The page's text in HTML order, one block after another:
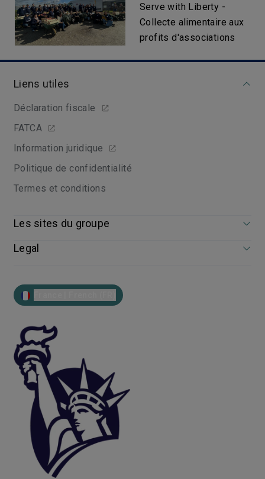
Serve with Liberty -
Collecte alimentaire aux
profits d'associations
Liens utiles
Déclaration fiscale
FATCA
Information juridique
Politique de confidentialité
Termes et conditions
Les sites du groupe
Legal